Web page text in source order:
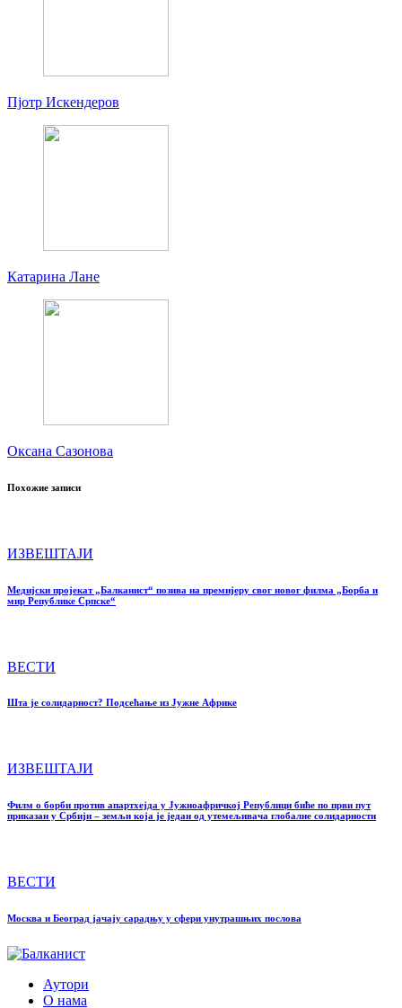
Пjoтр Искендеров
Катарина Лане
Оксана Сазонова
Похожие записи
ИЗВЕШТАЈИ
Медијски пројекат „Балканист“ позива на премијеру свог новог филма „Борба и
мир Републике Српске“
ВЕСТИ
Шта је солидарност? Подсећање из Јужне Африке
ИЗВЕШТАЈИ
Филм о борби против апартхејда у Јужноафричкој Републици биће по први пут
приказан у Србији – земљи која је један од утемељивача глобалне солидарности
ВЕСТИ
Москва и Београд јачају сарадњу у сфери унутрашњих послова
Аутори
О нама